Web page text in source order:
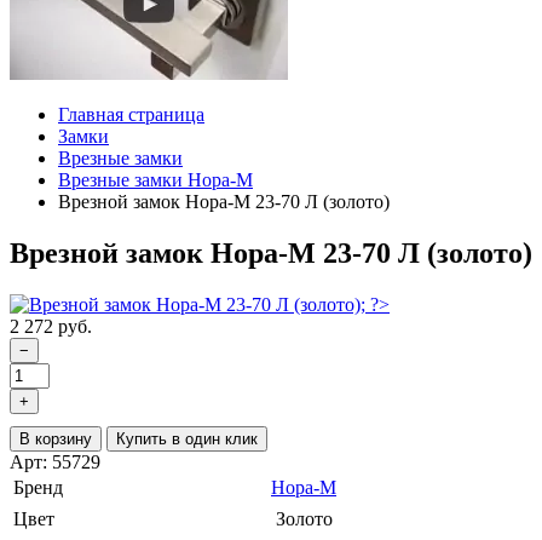
Главная страница
Замки
Врезные замки
Врезные замки Нора-М
Врезной замок Нора-М 23-70 Л (золото)
Врезной замок Нора-М 23-70 Л (золото)
2 272 руб.
−
+
В корзину Купить в один клик
Арт: 55729
Бренд
Нора-М
Цвет
Золото